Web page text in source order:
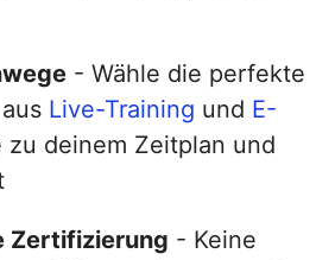
- Wähle die perfekte
Live-Training und E-
zu deinem Zeitplan und
Zertifizierung - Keine